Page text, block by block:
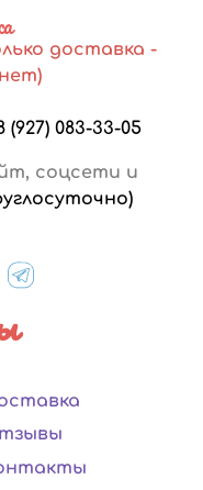
доставка -
(927) 083-33-05
соцсети и